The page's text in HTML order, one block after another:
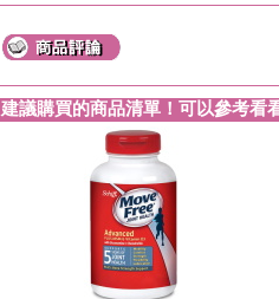
建議購買的商品清單！可以參考看